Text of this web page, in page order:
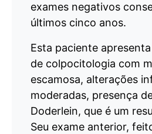
exames negativos
últimos cinco anos.
Esta paciente
de colpocitologia com
escamosa, alterações
moderadas, presença
Doderlein, que é um
Seu exame anterior,